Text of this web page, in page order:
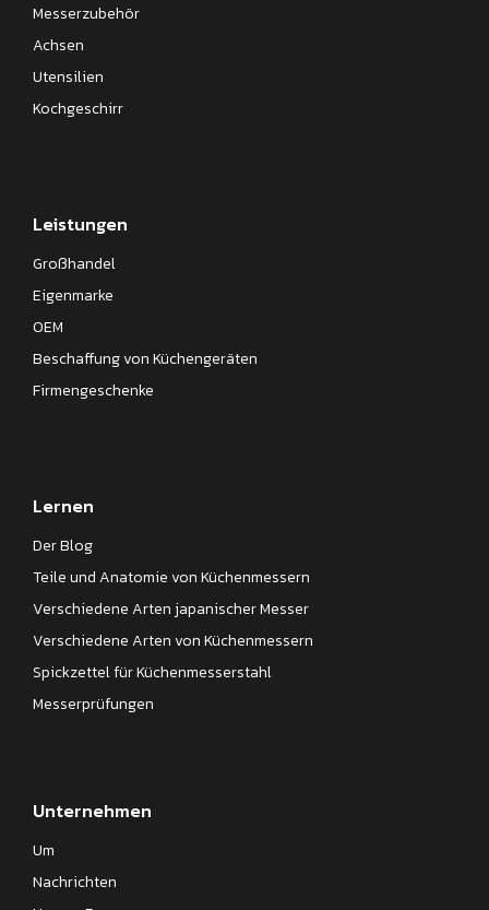
Messerzubehör
Achsen
Utensilien
Kochgeschirr
Leistungen
Großhandel
Eigenmarke
OEM
Beschaffung von Küchengeräten
Firmengeschenke
Lernen
Der Blog
Teile und Anatomie von Küchenmessern
Verschiedene Arten japanischer Messer
Verschiedene Arten von Küchenmessern
Spickzettel für Küchenmesserstahl
Messerprüfungen
Unternehmen
Um
Nachrichten